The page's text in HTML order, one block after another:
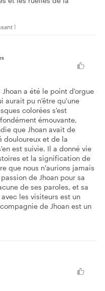
!
a été le point d'orgue
aurait pu n'être qu'une
colorées s'est
émouvante,
que Jhoan avait de
douloureux et de la
est suivie. Il a donné vie
et la signification de
que nous n'aurions jamais
de Jhoan pour sa
de ses paroles, et sa
les visiteurs est un
de Jhoan est un